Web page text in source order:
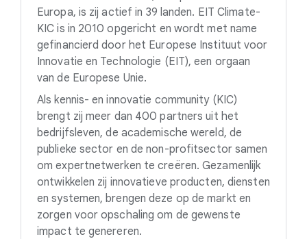
Europa, is zij actief in 39 landen. EIT Climate-
KIC is in 2010 opgericht en wordt met name
gefinancierd door het Europese Instituut voor
Innovatie en Technologie (EIT), een orgaan
van de Europese Unie.
Als kennis- en innovatie community (KIC)
brengt zij meer dan 400 partners uit het
bedrijfsleven, de academische wereld, de
publieke sector en de non-profitsector samen
om expertnetwerken te creëren. Gezamenlijk
ontwikkelen zij innovatieve producten, diensten
en systemen, brengen deze op de markt en
zorgen voor opschaling om de gewenste
impact te genereren.